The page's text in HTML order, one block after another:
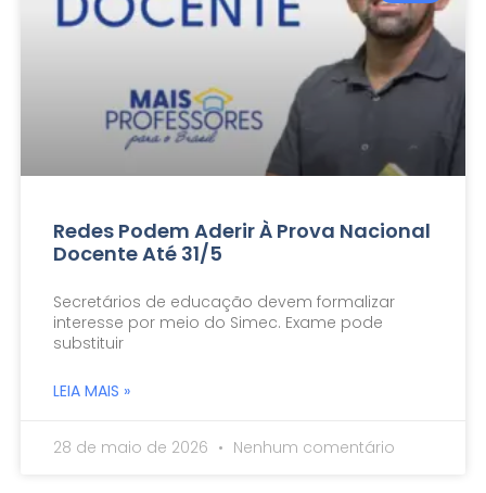
Redes Podem Aderir À Prova Nacional
Docente Até 31/5
Secretários de educação devem formalizar
interesse por meio do Simec. Exame pode
substituir
LEIA MAIS »
28 de maio de 2026 Nenhum comentário